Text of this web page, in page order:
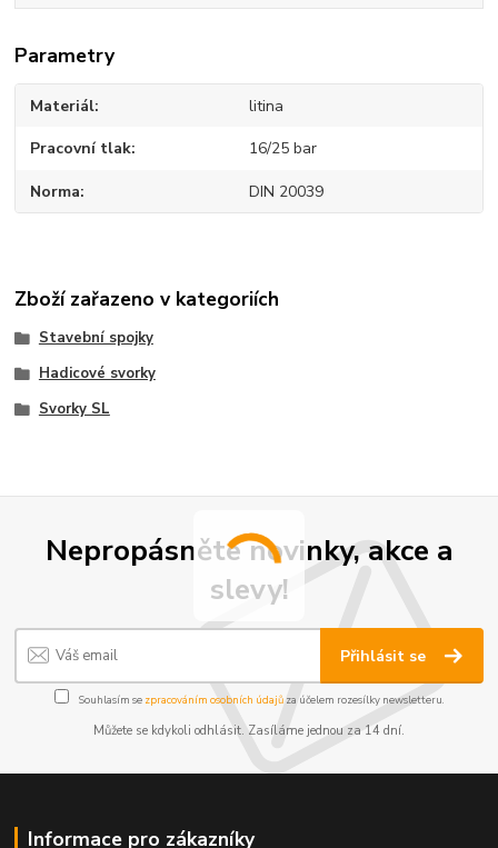
Parametry
Materiál litina
Pracovní tlak 16/25 bar
Norma DIN 20039
Zboží zařazeno v kategoriích
Stavební spojky
Hadicové svorky
Svorky SL
Nepropásněte novinky, akce a
slevy!
Přihlásit se
Souhlasím se zpracováním osobních údajůza účelem rozesílky newsletteru.
Můžete se kdykoli odhlásit. Zasíláme jednou za 14 dní.
Informace pro zákazníky